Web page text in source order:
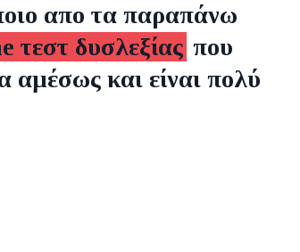
απο τα παραπάνω
τεστ δυσλεξίας που
αμέσως και είναι πολύ